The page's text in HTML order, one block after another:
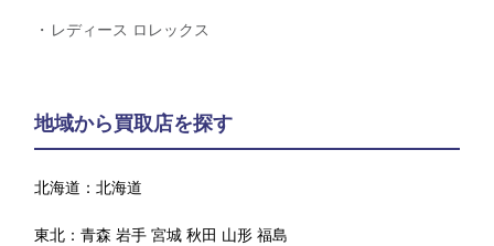
レディース ロレックス
地域から買取店を探す
北海道：北海道
東北：青森 岩手 宮城 秋田 山形 福島